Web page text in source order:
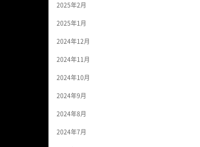
2025年2月
2025年1月
2024年12月
2024年11月
2024年10月
2024年9月
2024年8月
2024年7月